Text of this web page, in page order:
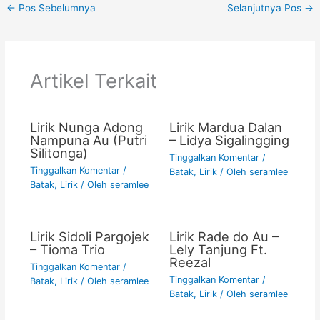
e
o
er
p
p k
← Pos Sebelumnya Selanjutnya Pos →
Artikel Terkait
Lirik Nunga Adong
Nampuna Au (Putri
Silitonga)
Tinggalkan Komentar /
Batak, Lirik/ Oleh seramlee
Lirik Mardua Dalan
– Lidya Sigalingging
Tinggalkan Komentar /
Batak, Lirik/ Oleh seramlee
Lirik Sidoli Pargojek
– Tioma Trio
Tinggalkan Komentar /
Batak, Lirik/ Oleh seramlee
Lirik Rade do Au –
Lely Tanjung Ft.
Reezal
Tinggalkan Komentar /
Batak, Lirik/ Oleh seramlee